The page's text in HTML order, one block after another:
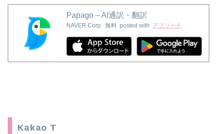
Papago – AI通訳・翻訳
NAVER Corp. 無料 posted with アプリーチ
Kakao T